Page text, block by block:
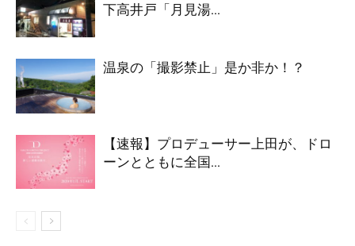
下高井戸「月見湯...
温泉の「撮影禁止」是か非か！？
【速報】プロデューサー上田が、ドロ
ーンとともに全国...